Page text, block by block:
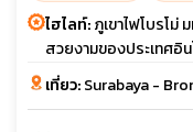
ไฮไลท์:ภูเขาไฟโบรโ
สวยงามของประเทศอิน
เที่ยว:Surabaya -